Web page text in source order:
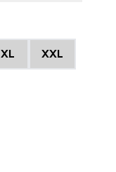
XL XXL